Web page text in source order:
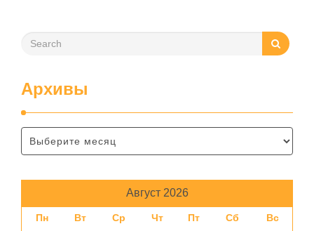
Архивы
Август 2026
Пн Вт Ср Чт Пт Сб
Вс